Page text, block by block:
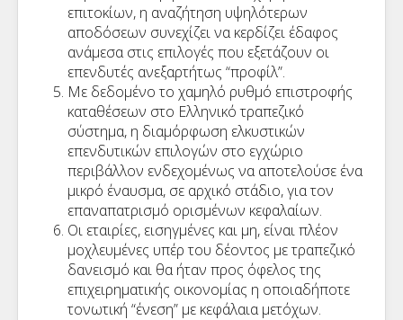
επιτοκίων, η αναζήτηση υψηλότερων
αποδόσεων συνεχίζει να κερδίζει έδαφος
ανάμεσα στις επιλογές που εξετάζουν οι
επενδυτές ανεξαρτήτως “προφίλ”.
Με δεδομένο το χαμηλό ρυθμό επιστροφής
καταθέσεων στο Ελληνικό τραπεζικό
σύστημα, η διαμόρφωση ελκυστικών
επενδυτικών επιλογών στο εγχώριο
περιβάλλον ενδεχομένως να αποτελούσε ένα
μικρό έναυσμα, σε αρχικό στάδιο, για τον
επαναπατρισμό ορισμένων κεφαλαίων.
Οι εταιρίες, εισηγμένες και μη, είναι πλέον
μοχλευμένες υπέρ του δέοντος με τραπεζικό
δανεισμό και θα ήταν προς όφελος της
επιχειρηματικής οικονομίας η οποιαδήποτε
τονωτική “ένεση” με κεφάλαια μετόχων.